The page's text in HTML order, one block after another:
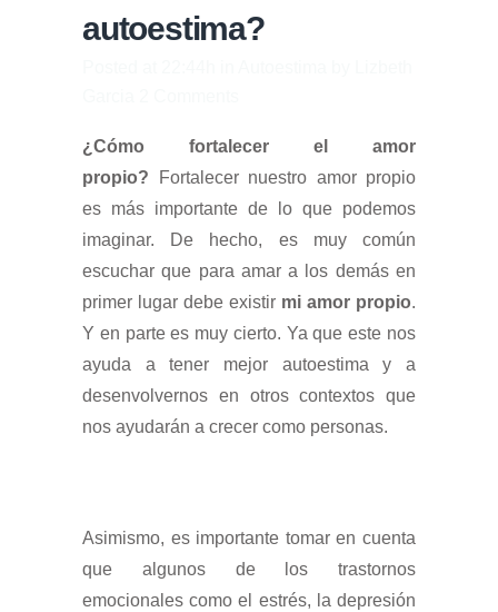
autoestima?
¿Cómo fortalecer el amor
propio? Fortalecer nuestro amor propio
es más importante de lo que podemos
imaginar. De hecho, es muy común
escuchar que para amar a los demás en
primer lugar debe existir mi amor propio.
Y en parte es muy cierto. Ya que este nos
ayuda a tener mejor autoestima y a
desenvolvernos en otros contextos que
nos ayudarán a crecer como personas.
Asimismo, es importante tomar en cuenta
que algunos de los trastornos
emocionales como el estrés, la depresión